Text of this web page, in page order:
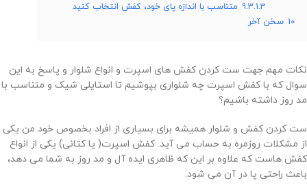
9.3.1.3 متناسب با اندازه پای خود، کفش انتخاب کنید
10 سخن آخر
نکات مهم جهت ست کردن کفش های اسپرت و انواع شلوار و پاسخ به این
سوال که با کفش اسپرت چه شلواری بپوشیم تا استایلی شیک و متناسب با
مد روز داشته باشیم؟
ست کردن کفش و شلوار همیشه برای بسیاری از افراد بخصوص خود من یکی
از مشکلات روزمره به حساب می آید. کفش اسپرت( یا کتانی) یکی از انواع
کفش هاست که علاوه بر این که ظاهری ایده آل و مد روز به شما می دهد،
باعث راحتی پا در آن می شود.